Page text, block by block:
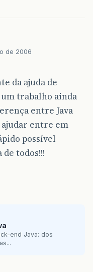
de 2006
da ajuda de
trabalho ainda
entre Java
ajudar entre em
possível
de todos!!!
end Java: dos